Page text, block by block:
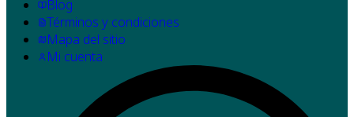
Blog
Términos y condiciones
Mapa del sitio
Mi cuenta